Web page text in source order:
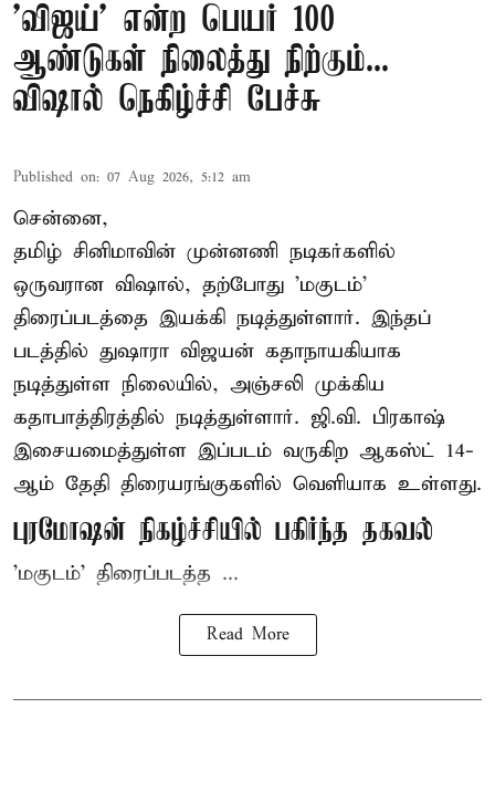
'விஜய்' என்ற பெயர் 100
ஆண்டுகள் நிலைத்து நிற்கும்...
விஷால் நெகிழ்ச்சி பேச்சு
Published on: 07 Aug 2026, 5:12 am
சென்னை,
தமிழ் சினிமாவின் முன்னணி நடிகர்களில்
ஒருவரான விஷால், தற்போது 'மகுடம்'
திரைப்படத்தை இயக்கி நடித்துள்ளார். இந்தப்
படத்தில் துஷாரா விஜயன் கதாநாயகியாக
நடித்துள்ள நிலையில், அஞ்சலி முக்கிய
கதாபாத்திரத்தில் நடித்துள்ளார். ஜி.வி. பிரகாஷ்
இசையமைத்துள்ள இப்படம் வருகிற ஆகஸ்ட் 14-
ஆம் தேதி திரையரங்குகளில் வெளியாக உள்ளது.
புரமோஷன் நிகழ்ச்சியில் பகிர்ந்த தகவல்
'மகுடம்' திரைப்படத்த ...
Read More